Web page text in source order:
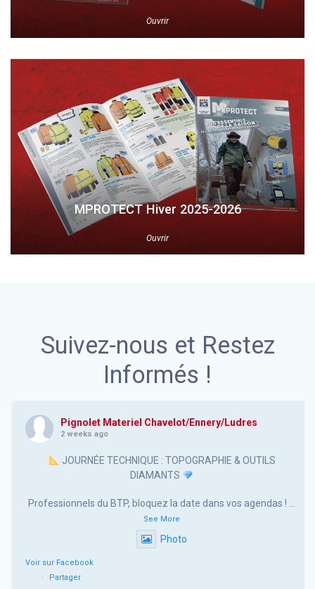
Ouvrir
MPROTECT Hiver 2025-2026
Ouvrir
Suivez-nous et Restez
Informés !
Pignolet Materiel Chavelot/Ennery/Ludres
2 weeks ago
JOURNÉE TECHNIQUE : TOPOGRAPHIE & OUTILS
DIAMANTS
Professionnels du BTP, bloquez la date dans vos agendas ! ...
See More
Photo
Voir sur Facebook
·
Partager